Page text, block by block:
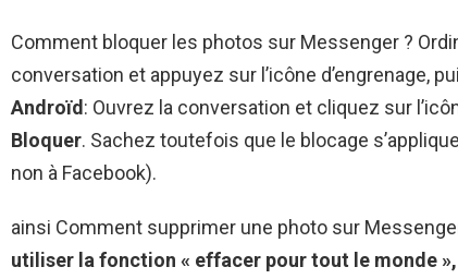
Comment bloquer les photos sur Messenger ?
conversation et appuyez sur l’icône d’engrenage,
Androïd: Ouvrez la conversation et cliquez sur
Bloquer. Sachez toutefois que le blocage
non à Facebook).
ainsi Comment supprimer une photo sur
utiliser la fonction « effacer pour tout le monde